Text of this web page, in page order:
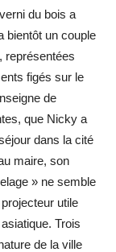
du bois a
bientôt un couple
représentées
figés sur le
de
que Nicky a
dans la cité
maire, son
» ne semble
utile
Trois
de la ville